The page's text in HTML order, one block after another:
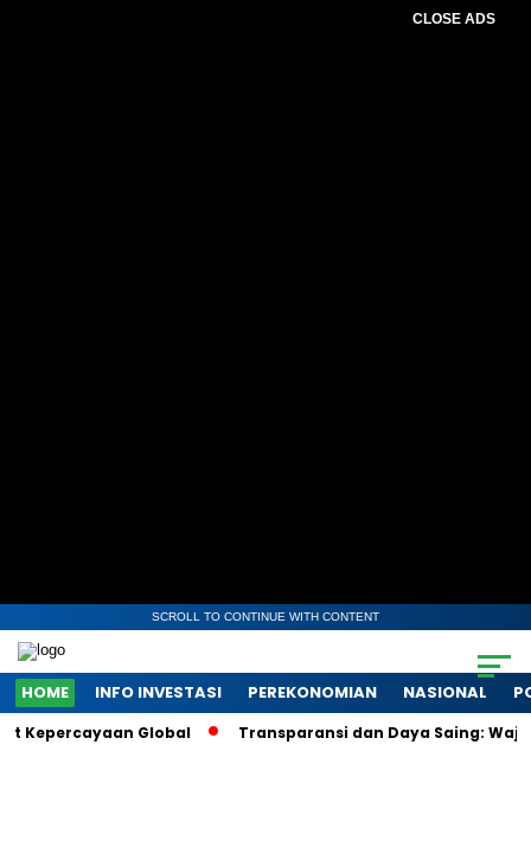
CLOSE ADS
SCROLL TO CONTINUE WITH CONTENT
HOME INFO INVESTASI PEREKONOMIAN NASIONAL
Global Transparansi dan Daya Saing: Wajah